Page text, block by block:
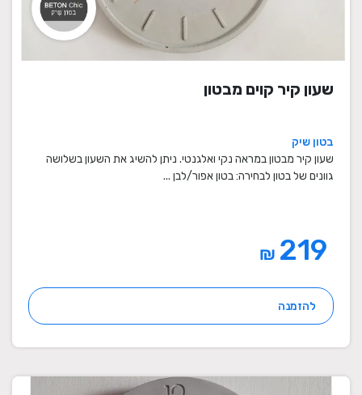
שעון קיר קוים מבטון
בטון שיק
שעון קיר מבטון במראה נקי ואלגנטי. ניתן להשיג את השעון בשלושה
גוונים של בטון לבחירה: בטון אפור/לבן ...
₪
להזמנה